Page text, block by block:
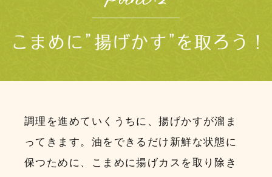
調理を進めていくうちに、揚げかすが溜ま
ってきます。油をできるだけ新鮮な状態に
保つために、こまめに揚げカスを取り除き